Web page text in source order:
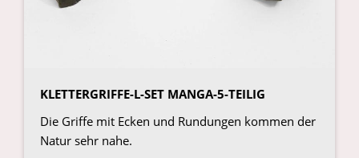
KLETTERGRIFFE-L-SET MANGA-5-TEILIG
Die Griffe mit Ecken und Rundungen kommen der
Natur sehr nahe.